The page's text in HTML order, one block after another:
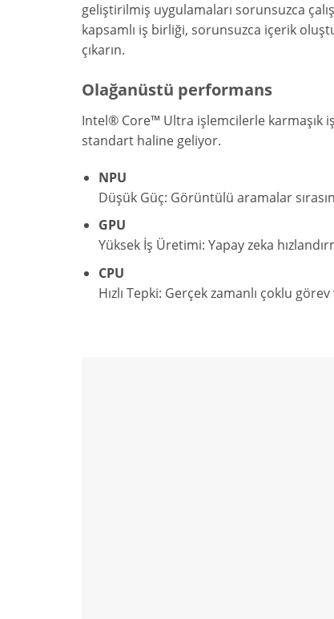
geliştirilmiş uygulamaları sorunsuzca
kapsamlı iş birliği, sorunsuzca içerik
çıkarın.
Olağanüstü performans
Intel® Core™ Ultra işlemcilerle karmaşık
standart haline geliyor.
NPU
Düşük Güç: Görüntülü aramalar
GPU
Yüksek İş Üretimi: Yapay zeka
CPU
Hızlı Tepki: Gerçek zamanlı çoklu